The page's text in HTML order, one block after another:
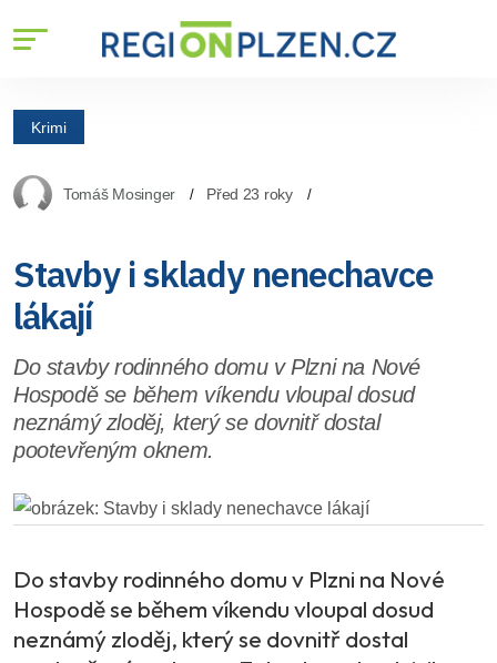
Krimi
Tomáš Mosinger Před 23 roky
Stavby i sklady nenechavce
lákají
Do stavby rodinného domu v Plzni na Nové
Hospodě se během víkendu vloupal dosud
neznámý zloděj, který se dovnitř dostal
pootevřeným oknem.
Do stavby rodinného domu v Plzni na Nové
Hospodě se během víkendu vloupal dosud
neznámý zloděj, který se dovnitř dostal